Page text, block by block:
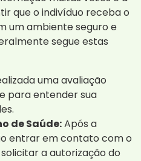
que o indivíduo receba o
um ambiente seguro e
segue estas
uma avaliação
para entender sua
de Saúde:Após a
entrar em contato com o
a autorização do